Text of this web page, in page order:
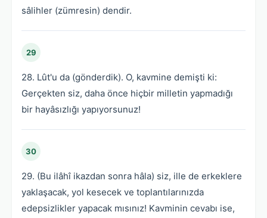
sâlihler (zümresin) dendir.
29
28. Lût'u da (gönderdik). O, kavmine demişti ki:
Gerçekten siz, daha önce hiçbir milletin yapmadığı
bir hayâsızlığı yapıyorsunuz!
30
29. (Bu ilâhî ikazdan sonra hâla) siz, ille de erkeklere
yaklaşacak, yol kesecek ve toplantılarınızda
edepsizlikler yapacak mısınız! Kavminin cevabı ise,